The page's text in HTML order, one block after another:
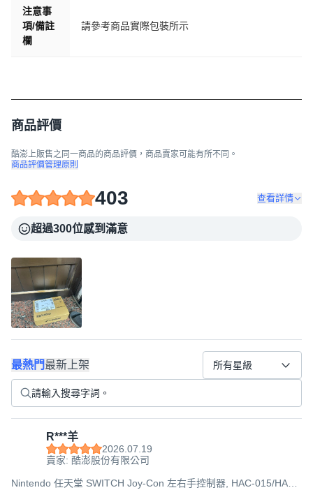
注意事
項/備註
欄
請參考商品實際包裝所示
商品評價
酷澎上販售之同一商品的商品評價，商品賣家可能有所不同。
商品評價管理原則
403 查看詳情
超過300位感到滿意
最熱門最新上架 所有星級
R***羊
2026.07.19
賣家: 酷澎股份有限公司
Nintendo 任天堂 SWITCH Joy-Con 左右手控制器, HAC-015/HAC-